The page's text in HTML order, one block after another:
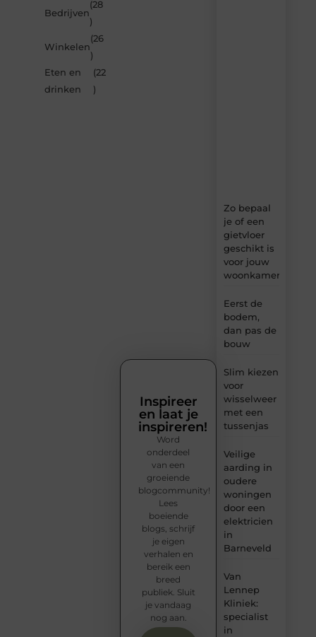
Bedrijven
(28
)
Winkelen
(26
)
Eten en
drinken
(22
)
Zo bepaal
je of een
gietvloer
geschikt is
voor jouw
woonkamer
Eerst de
bodem,
dan pas de
bouw
Slim kiezen
voor
wisselweer
met een
tussenjas
Veilige
aarding in
oudere
woningen
door een
elektricien
in
Barneveld
Van
Lennep
Kliniek:
specialist
in
Inspireer
en laat je
inspireren!
Word
onderdeel
van een
groeiende
blogcommunity!
Lees
boeiende
blogs, schrijf
je eigen
verhalen en
bereik een
breed
publiek. Sluit
je vandaag
nog aan.